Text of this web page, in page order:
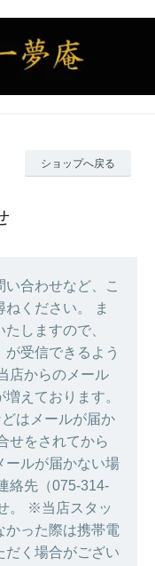
ショップへ戻る
合わせなど、こ
ください。 ま
しますので、
受信できるよう
店からのメール
えております。
はメールが届か
せをされてから
ールが届かない場
絡先（075-314-
。 ※当店スタッ
かった際は携帯電
だく場合がござい